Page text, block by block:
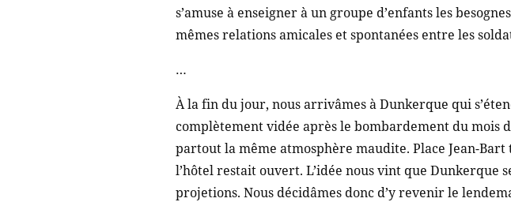
s’amuse à enseigner à un groupe d’enfants les
mêmes relations amicales et spontanées entre les
…
À la fin du jour, nous arrivâmes à Dunkerque qui
complètement vidée après le bombardement du mois
partout la même atmosphère maudite. Place Jean-
l’hôtel restait ouvert. L’idée nous vint que Dunkerque
projetions. Nous décidâmes donc d’y revenir le